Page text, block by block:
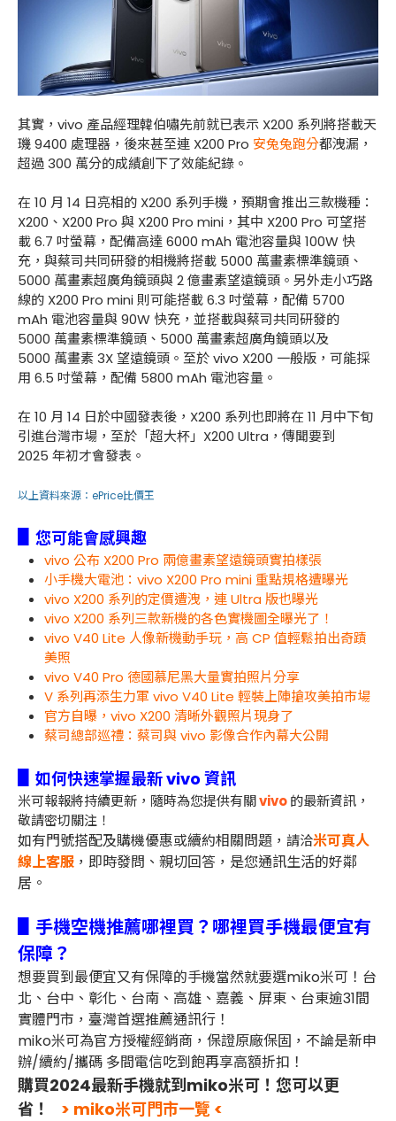
其實，vivo 產品經理韓伯嘯先前就已表示 X200 系列將搭載天
璣 9400 處理器，後來甚至連 X200 Pro 安兔兔跑分都洩漏，
超過 300 萬分的成績創下了效能紀錄。
在 10 月 14 日亮相的 X200 系列手機，預期會推出三款機種：
X200、X200 Pro 與 X200 Pro mini，其中 X200 Pro 可望搭
載 6.7 吋螢幕，配備高達 6000 mAh 電池容量與 100W 快
充，與蔡司共同研發的相機將搭載 5000 萬畫素標準鏡頭、
5000 萬畫素超廣角鏡頭與 2 億畫素望遠鏡頭。另外走小巧路
線的 X200 Pro mini 則可能搭載 6.3 吋螢幕，配備 5700
mAh 電池容量與 90W 快充，並搭載與蔡司共同研發的
5000 萬畫素標準鏡頭、5000 萬畫素超廣角鏡頭以及
5000 萬畫素 3X 望遠鏡頭。至於 vivo X200 一般版，可能採
用 6.5 吋螢幕，配備 5800 mAh 電池容量。
在 10 月 14 日於中國發表後，X200 系列也即將在 11 月中下旬
引進台灣市場，至於「超大杯」X200 Ultra，傳聞要到
2025 年初才會發表。
以上資料來源： ePrice比價王
您可能會感興趣
vivo 公布 X200 Pro 兩億畫素望遠鏡頭實拍樣張
小手機大電池：vivo X200 Pro mini 重點規格遭曝光
vivo X200 系列的定價遭洩，連 Ultra 版也曝光
vivo X200 系列三款新機的各色實機圖全曝光了！
vivo V40 Lite 人像新機動手玩，高 CP 值輕鬆拍出奇蹟
美照
vivo V40 Pro 德國慕尼黑大量實拍照片分享
V 系列再添生力軍 vivo V40 Lite 輕裝上陣搶攻美拍市場
官方自曝，vivo X200 清晰外觀照片現身了
蔡司總部巡禮：蔡司與 vivo 影像合作內幕大公開
如何快速掌握最新 vivo 資訊
米可報報將持續更新，隨時為您提供有關vivo的最新資訊，
敬請密切關注！
如有門號搭配及購機優惠或續約相關問題， 請洽米可真人
線上客服 ，即時發問、親切回答，是您通訊生活的好鄰
居。
▋手機空機推薦哪裡買？哪裡買手機最便宜有
保障？
想要買到最便宜又有保障的手機當然就要選miko米可！台
北、台中、彰化、台南、高雄、嘉義、屏東、台東逾31間
實體門市，臺灣首選推薦通訊行！
miko米可為官方授權經銷商，保證原廠保固，不論是新申
辦/續約/攜碼 多間電信吃到飽再享高額折扣！
購買2024最新手機就到miko米可！您可以更
省！
> miko米可門市一覽 <